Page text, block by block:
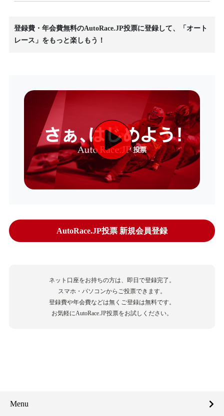
登録費・年会費無料のAutoRace.JP投票に登録して、「オート
レース」をもっと楽しもう！
AutoRace.JP投票 新規会員登録
ネット口座をお持ちの方は、即日で登録完了。
スマホ・パソコンからご投票できます。
登録費や年会費などは無くご登録は無料です。
お気軽にAutoRace.JP投票をお試しください。
Menu